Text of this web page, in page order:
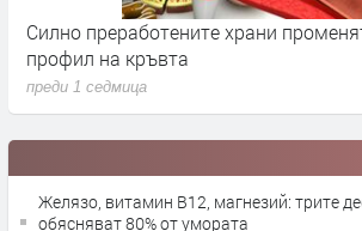
Силно преработените храни
профил на кръвта
преди 1 седмица
Желязо, витамин B12, магнезий: трите
обясняват 80% от умората